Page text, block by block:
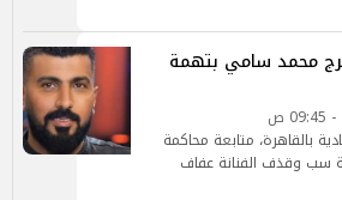
محمد سامي بتهمة
بالقاهرة، متابعة محاكمة
سب وقذف الفنانة عفاف